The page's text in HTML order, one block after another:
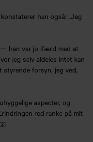
han også: „Jeg
— han var jo ifærd med at
jeg selv aldeles intet kan
forsyn, jeg ved,
aspecter, og
red ranke på mit
[2]